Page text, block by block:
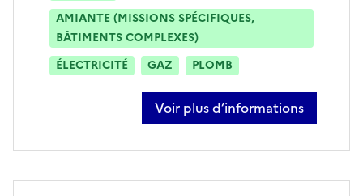
AMIANTE (MISSIONS SPÉCIFIQUES,
BÂTIMENTS COMPLEXES)
ÉLECTRICITÉ
GAZ PLOMB
Voir plus d’informations
sur anoura assal